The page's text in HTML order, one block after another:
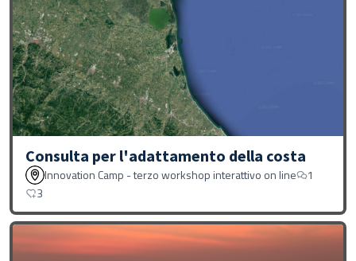
Consulta per l'adattamento della costa
Innovation Camp - terzo workshop interattivo on line
1
3